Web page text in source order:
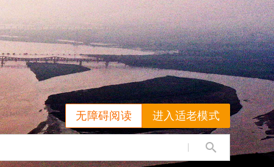
进入适老模式
无障碍阅读